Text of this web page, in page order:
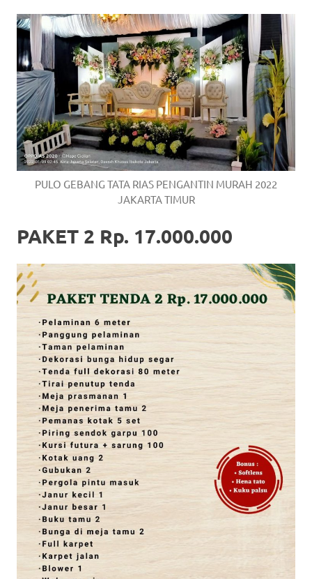
PULO GEBANG TATA RIAS PENGANTIN MURAH 2022
JAKARTA TIMUR
PAKET 2 Rp. 17.000.000